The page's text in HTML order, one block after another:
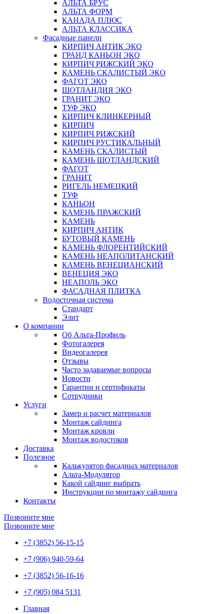
АЛЬТА БРУС
АЛЬТА ФОРМ
КАНАДА ПЛЮС
АЛЬТА КЛАССИКА
Фасадные панели
КИРПИЧ АНТИК ЭКО
ГРАНД КАНЬОН ЭКО
КИРПИЧ РИЖСКИЙ ЭКО
КАМЕНЬ СКАЛИСТЫЙ ЭКО
ФАГОТ ЭКО
ШОТЛАНДИЯ ЭКО
ГРАНИТ ЭКО
ТУФ ЭКО
КИРПИЧ КЛИНКЕРНЫЙ
КИРПИЧ
КИРПИЧ РИЖСКИЙ
КИРПИЧ РУСТИКАЛЬНЫЙ
КАМЕНЬ СКАЛИСТЫЙ
КАМЕНЬ ШОТЛАНДСКИЙ
ФАГОТ
ГРАНИТ
РИГЕЛЬ НЕМЕЦКИЙ
ТУФ
КАНЬОН
КАМЕНЬ ПРАЖСКИЙ
КАМЕНЬ
КИРПИЧ АНТИК
БУТОВЫЙ КАМЕНЬ
КАМЕНЬ ФЛОРЕНТИЙСКИЙ
КАМЕНЬ НЕАПОЛИТАНСКИЙ
КАМЕНЬ ВЕНЕЦИАНСКИЙ
ВЕНЕЦИЯ ЭКО
НЕАПОЛЬ ЭКО
ФАСАДНАЯ ПЛИТКА
Водосточная система
Стандарт
Элит
О компании
Об Альта-Профиль
Фотогалерея
Видеогалерея
Отзывы
Часто задаваемые вопросы
Новости
Гарантии и сертификаты
Сотрудники
Услуги
Замер и расчет материалов
Монтаж сайдинга
Монтаж кровли
Монтаж водостоков
Доставка
Полезное
Калькулятор фасадных материалов
Альта-Модулятор
Какой сайдинг выбрать
Инструкции по монтажу сайдинга
Контакты
Позвоните мне
Позвоните мне
+7 (3852) 56-15-15
+7 (906) 940-59-64
+7 (3852) 56-16-16
+7 (905) 084 5131
Главная